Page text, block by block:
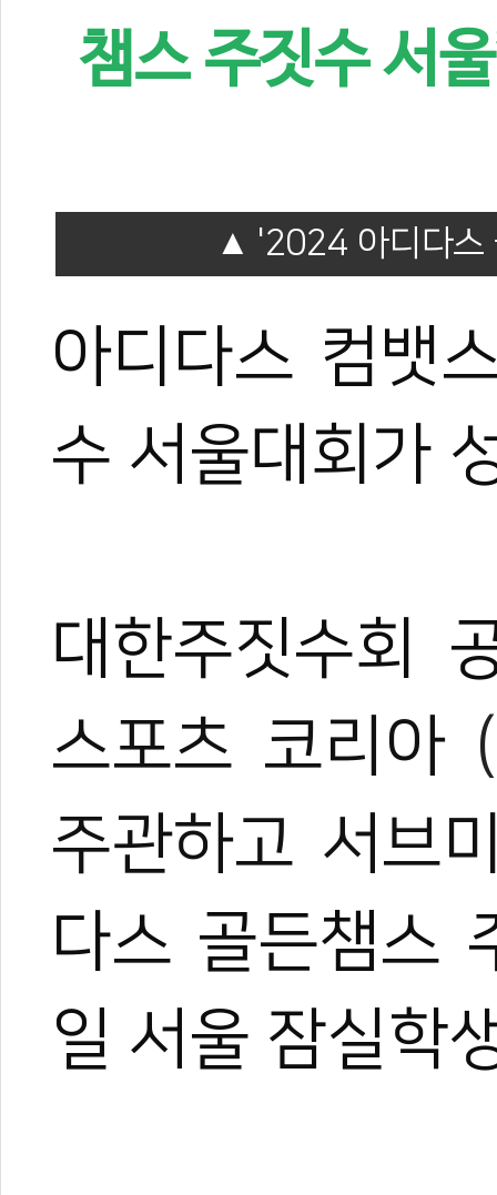
챔스 주짓수 서
'2024 아디다스
아디다스 컴뱃
수 서울대회가
대한주짓수회
스포츠 코리아(
주관하고 서브
다스 골든챔스
일 서울 잠실학